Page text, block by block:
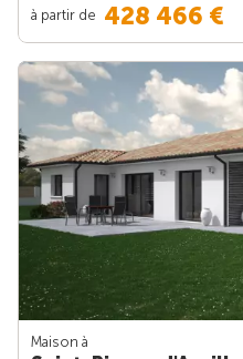
à partir de 428 466 €
Maison à